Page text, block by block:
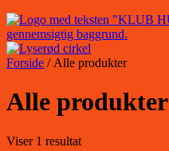
Forside / Alle produkter
Alle produkter
Viser 1 resultat